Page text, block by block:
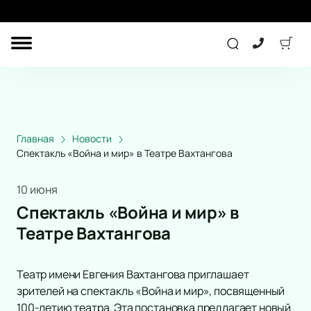
ПОДАРОЧНЫЕ
Другое
Лекция
Детям
Главная
Новости
Спектакль «Война и мир» в Театре Вахтангова
10 июня
Спектакль «Война и мир» в
Театре Вахтангова
Театр имени Евгения Вахтангова приглашает
зрителей на спектакль «Война и мир», посвященный
100-летию театра. Эта постановка предлагает новый